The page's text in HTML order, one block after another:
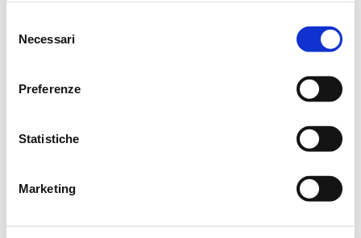
delNecessari
Preferenze
Statistiche
Marketing